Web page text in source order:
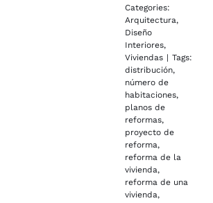
Categories:
Arquitectura,
Diseño
Interiores,
Viviendas | Tags:
distribución,
número de
habitaciones,
planos de
reformas,
proyecto de
reforma,
reforma de la
vivienda,
reforma de una
vivienda,